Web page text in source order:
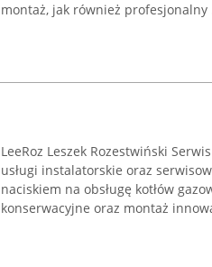
montaż, jak również profesjonalny
LeeRoz Leszek Rozestwiński
usługi instalatorskie oraz
naciskiem na obsługę kotłów
konserwacyjne oraz montaż